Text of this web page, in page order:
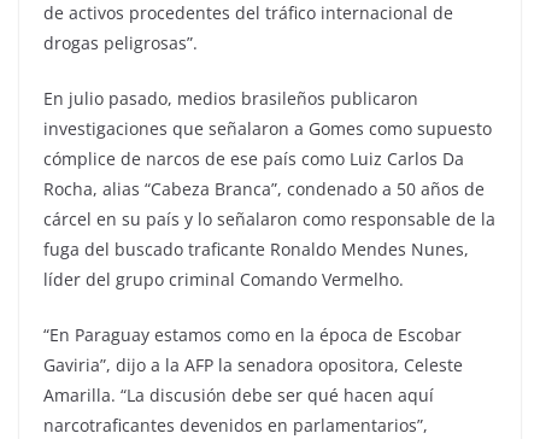
de activos procedentes del tráfico internacional de
drogas peligrosas”.
En julio pasado, medios brasileños publicaron
investigaciones que señalaron a Gomes como supuesto
cómplice de narcos de ese país como Luiz Carlos Da
Rocha, alias “Cabeza Branca”, condenado a 50 años de
cárcel en su país y lo señalaron como responsable de la
fuga del buscado traficante Ronaldo Mendes Nunes,
líder del grupo criminal Comando Vermelho.
“En Paraguay estamos como en la época de Escobar
Gaviria”, dijo a la AFP la senadora opositora, Celeste
Amarilla. “La discusión debe ser qué hacen aquí
narcotraficantes devenidos en parlamentarios”,